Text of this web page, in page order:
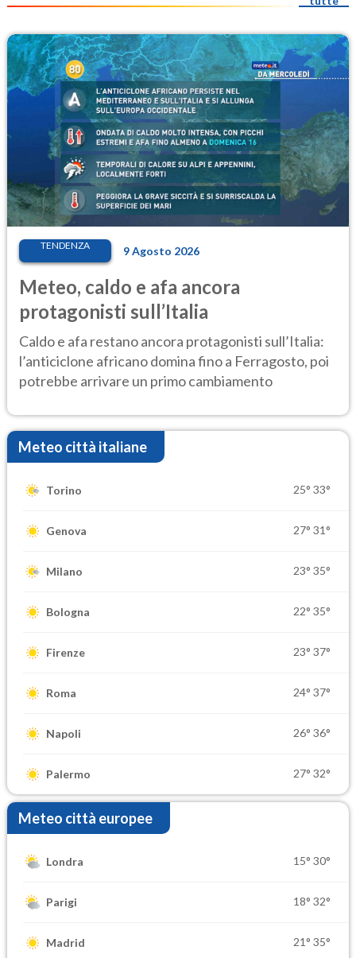
TENDENZA 9 Agosto 2026
Meteo, caldo e afa ancora
protagonisti sull’Italia
Caldo e afa restano ancora protagonisti sull’Italia:
l’anticiclone africano domina fino a Ferragosto, poi
potrebbe arrivare un primo cambiamento
Meteo città italiane
Torino 25° 33°
Genova 27° 31°
Milano 23° 35°
Bologna 22° 35°
Firenze 23° 37°
Roma 24° 37°
Napoli 26° 36°
Palermo 27° 32°
Meteo città europee
Londra 15° 30°
Parigi 18° 32°
Madrid 21° 35°